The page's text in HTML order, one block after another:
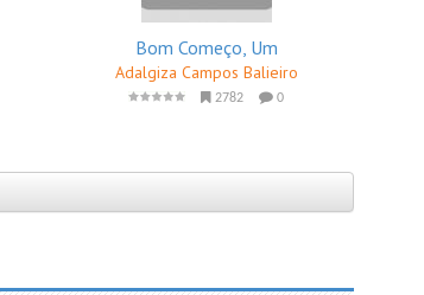
Bom Começo, Um
Adalgiza Campos Balieiro
2782 0